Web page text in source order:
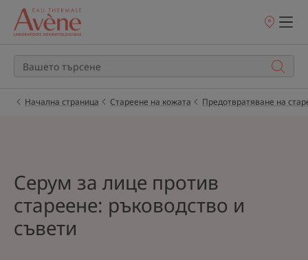
Точки
Начална страница Стареене на кожата Предотвратяване на
Серум за лице против
стареене: ръководство и
съвети